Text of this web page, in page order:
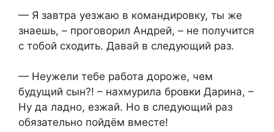
— Я завтра уезжаю в командировку, ты же
знаешь, – проговорил Андрей, – не получится
с тобой сходить. Давай в следующий раз.
— Неужели тебе работа дороже, чем
будущий сын?! – нахмурила бровки Дарина, –
Ну да ладно, езжай. Но в следующий раз
обязательно пойдём вместе!